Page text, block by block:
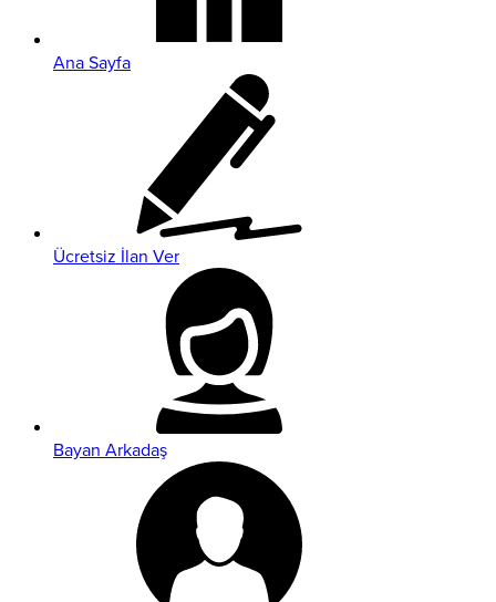
Ana Sayfa
Ücretsiz İlan Ver
Bayan Arkadaş